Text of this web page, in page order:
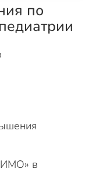
по
в